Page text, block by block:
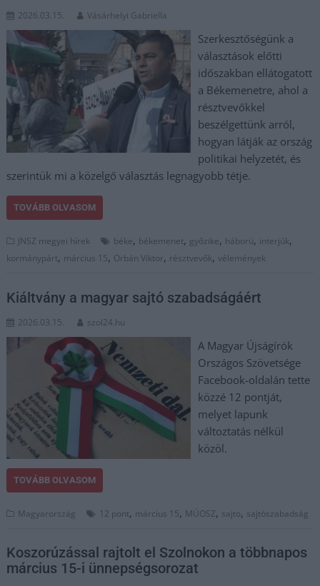
2026.03.15. Vásárhelyi Gabriella
Szerkesztőségünk a
választások előtti
időszakban ellátogatott
a Békemenetre, ahol a
résztvevőkkel
beszélgettünk arról,
hogyan látják az ország
politikai helyzetét, és
szerintük mi a közelgő választás legnagyobb tétje.
TOVÁBB OLVASOM
JNSZ megyei hírek béke, békemenet, győzike, háború, interjúk,
kormánypárt, március 15, Orbán Viktor, résztvevők,vélemények
Kiáltvány a magyar sajtó szabadságáért
2026.03.15. szol24.hu
A Magyar Újságírók
Országos Szövetsége
Facebook-oldalán tette
közzé 12 pontját,
melyet lapunk
változtatás nélkül
közöl.
TOVÁBB OLVASOM
Magyarország 12 pont, március 15, MÚOSZ, sajto, sajtószabadság
Koszorúzással rajtolt el Szolnokon a többnapos
március 15-i ünnepségsorozat